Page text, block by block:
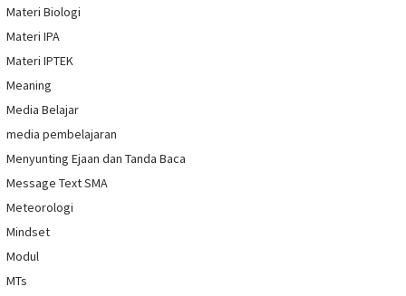
Materi Biologi
Materi IPA
Materi IPTEK
Meaning
Media Belajar
media pembelajaran
Menyunting Ejaan dan Tanda Baca
Message Text SMA
Meteorologi
Mindset
Modul
MTs